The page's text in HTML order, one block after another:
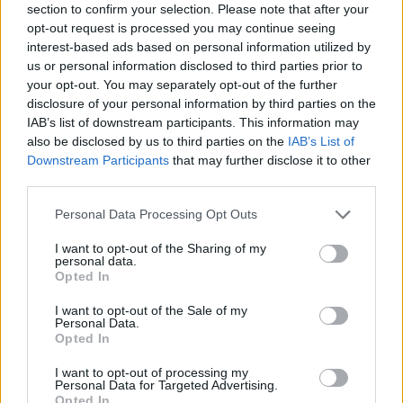
section to confirm your selection. Please note that after your
opt-out request is processed you may continue seeing
interest-based ads based on personal information utilized by
us or personal information disclosed to third parties prior to
your opt-out. You may separately opt-out of the further
disclosure of your personal information by third parties on the
IAB’s list of downstream participants. This information may
also be disclosed by us to third parties on the IAB’s List of
Downstream Participants that may further disclose it to other
Personal Data Processing Opt Outs
I want to opt-out of the Sharing of my
personal data.
Opted In
I want to opt-out of the Sale of my
Personal Data.
Opted In
I want to opt-out of processing my
Personal Data for Targeted Advertising.
Opted In
11 мај 1936. Главниот сведок на обвинението
била проститутка, и повремено мадам, со име
Коки Фло Браун. Сведочењето било
неубедливо, бидејќи во судот се појавила во
периодот кога се лечела од зависност од
хероин, што на одбраната и ја пружило
можноста да ја собори веродостојноста на
нејзините искази. Сепак, обвинителите дошле
Повеќе од тие девојки се појавиле пред судот
со докази против него. Но, самиот Лучиано бил
најлош сведок во сопствениот процес, кога
станал да зборува во своја одбрана. Тој изјавил
дека никогаш во животот не видел ниту еден
сведок и негирал дека има било каква врска со
дава", нагласил Лаки, "никогаш тој кој зема".
Надмен и арогантен, со посилна потреба да